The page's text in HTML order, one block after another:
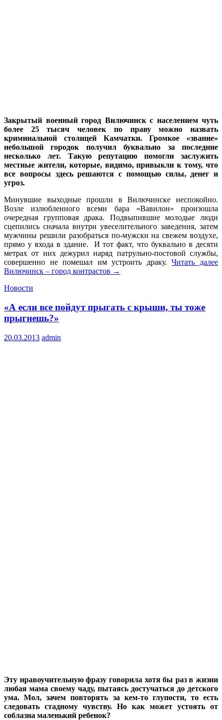
Закрытый военный город Вилючинск с населением чуть
более 25 тысяч человек по праву можно назвать
криминальной столицей Камчатки. Громкое «звание»
небольшой городок получил буквально за последние
несколько лет. Такую репутацию помогли заслужить
местные жители, которые, видимо, привыкли к тому, что
все вопросы здесь решаются с помощью силы, денег и
угроз.
Минувшие выходные прошли в Вилючинске неспокойно.
Возле излюбленного всеми бара «Вавилон» произошла
очередная групповая драка. Подвыпившие молодые люди
сцепились сначала внутри увеселительного заведения, затем
мужчины решили разобраться по-мужски на свежем воздухе,
прямо у входа в здание. И тот факт, что буквально в десяти
метрах от них дежурил наряд патрульно-постовой службы,
совершенно не помешал им устроить драку.Читать далее
Вилючинск – город контрастов →
Новости
«А если все пойдут прыгать с крыши, ты тоже
прыгнешь?»
20.03.2013 admin
Эту нравоучительную фразу говорила хотя бы раз в жизни
любая мама своему чаду, пытаясь достучаться до детского
ума. Мол, зачем повторять за кем-то глупости, то есть
следовать стадному чувству. Но как может устоять от
соблазна маленький ребенок?